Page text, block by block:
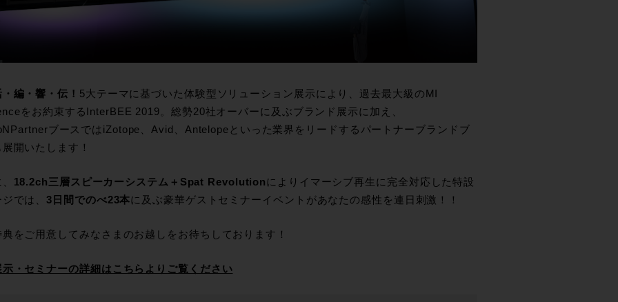
編・響・伝！ 5大テーマに基づいた体験型ソリューション展示により、過去最大級のMI
をお約束するInterBEE 2019。総勢20社オーバーに及ぶブランド展示に加え、
ブースではiZotope、Avid、Antelopeといった業界をリードするパートナーブランドブ
開いたします！
18.2ch三層スピーカーシステム＋Spat Revolutionによりイマーシブ再生に完全対応した特設
では、 3日間でのべ23本に及ぶ豪華ゲストセミナーイベントがあなたの感性を連日刺激！！
をご用意してみなさまのお越しをお待ちしております！
示・セミナーの詳細はこちらよりご覧ください